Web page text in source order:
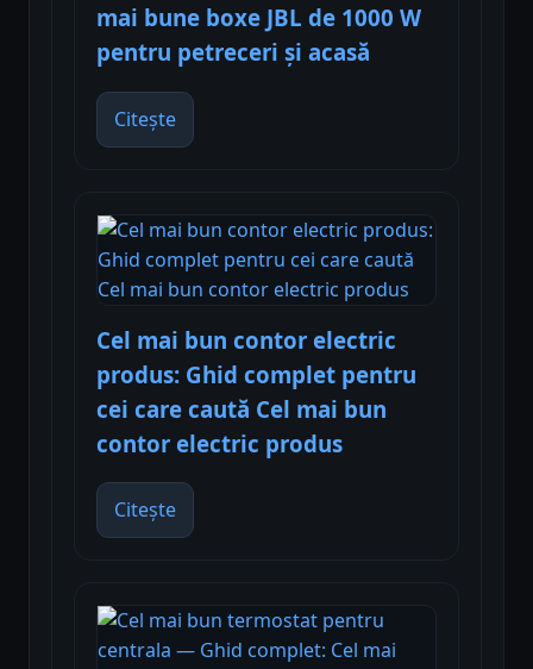
mai bune boxe JBL de 1000 W
pentru petreceri și acasă
Citește
Cel mai bun contor electric
produs: Ghid complet pentru
cei care caută Cel mai bun
contor electric produs
Citește